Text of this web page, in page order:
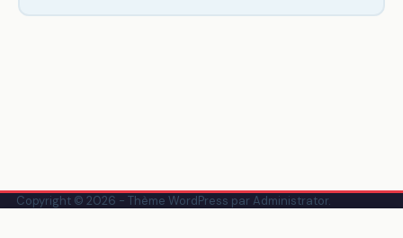
Copyright © 2026 - Thème WordPress par Administrator.